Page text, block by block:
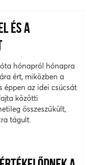
ÉS A
hónapról hónapra
ért, miközben a
éppen az idei csúcsát
közötti
összeszűkült,
tágult.